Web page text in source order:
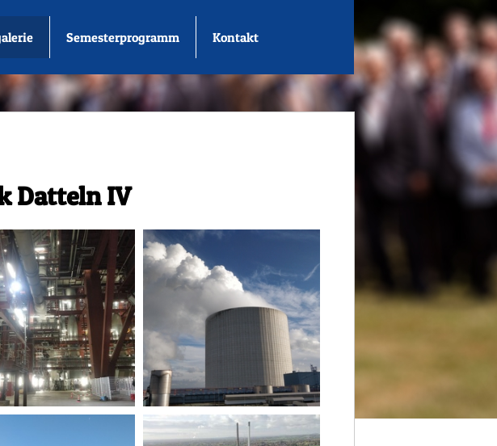
Semesterprogramm Kontakt
Datteln IV